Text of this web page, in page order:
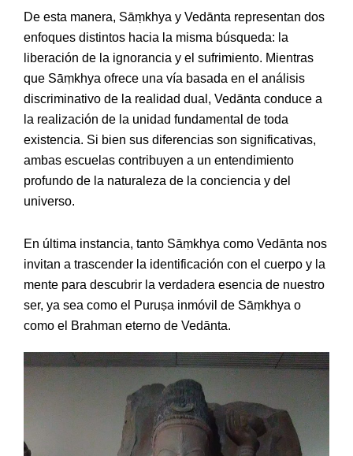
De esta manera, Sāṃkhya y Vedānta representan dos
enfoques distintos hacia la misma búsqueda: la
liberación de la ignorancia y el sufrimiento. Mientras
que Sāṃkhya ofrece una vía basada en el análisis
discriminativo de la realidad dual, Vedānta conduce a
la realización de la unidad fundamental de toda
existencia. Si bien sus diferencias son significativas,
ambas escuelas contribuyen a un entendimiento
profundo de la naturaleza de la conciencia y del
universo.
En última instancia, tanto Sāṃkhya como Vedānta nos
invitan a trascender la identificación con el cuerpo y la
mente para descubrir la verdadera esencia de nuestro
ser, ya sea como el Puruṣa inmóvil de Sāṃkhya o
como el Brahman eterno de Vedānta.